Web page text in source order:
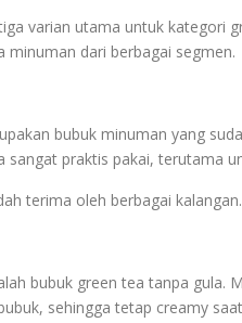
varian utama untuk kategori
minuman dari berbagai segmen.
bubuk minuman yang
sangat praktis pakai, terutama
terima oleh berbagai
bubuk green tea tanpa gula.
sehingga tetap creamy